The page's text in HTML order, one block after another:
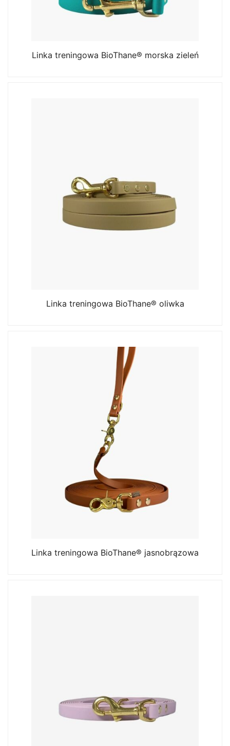
Linka treningowa BioThane® morska zieleń
Linka treningowa BioThane® oliwka
Linka treningowa BioThane® jasnobrązowa